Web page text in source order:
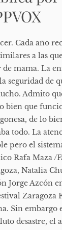
Cada año
a las
mama. La
seguridad de
Admito
bien que
de lo
todo. La
pero el
Rafa Maza /
Natalia
Jorge Azcón
Zaragoza
Sin embargo
desastre, el